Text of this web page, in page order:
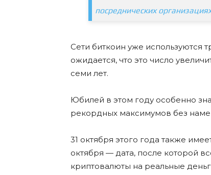
посреднических
Сети биткоин уже используются
ожидается, что это число
семи лет.
Юбилей в этом году особенно
рекордных максимумов без
31 октября этого года также
октября — дата, после которой
криптовалюты на реальные